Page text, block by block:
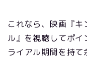
これなら、映画『
ル』を視聴してポイ
ライアル期間を持て